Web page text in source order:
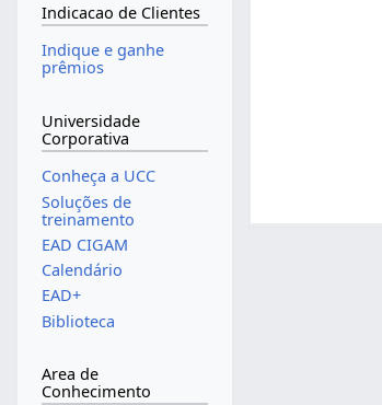
Indicacao de Clientes
Indique e ganhe
prêmios
Universidade
Corporativa
Conheça a UCC
Soluções de
treinamento
EAD CIGAM
Calendário
EAD+
Biblioteca
Area de
Conhecimento